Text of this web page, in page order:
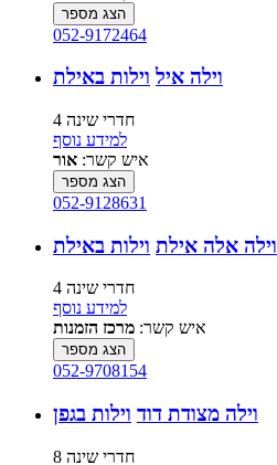
הצג מספר
052-9172464
וילה איל וילות באילת
4 חדרי שינה
למידע נוסף
איש קשר: אור
הצג מספר
052-9128631
וילה אלה אילת וילות באילת
4 חדרי שינה
למידע נוסף
איש קשר: מרכז הזמנות
הצג מספר
052-9708154
וילה מצודת דוד וילות בגפן
8 חדרי שינה